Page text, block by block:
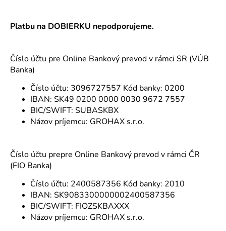
Platbu na DOBIERKU nepodporujeme.
Číslo účtu pre Online Bankový prevod v rámci SR (VÚB
Banka)
Číslo účtu: 3096727557 Kód banky: 0200
IBAN: SK49 0200 0000 0030 9672 7557
BIC/SWIFT: SUBASKBX
Názov príjemcu: GROHAX s.r.o.
Číslo účtu prepre Online Bankový prevod v rámci ČR
(FIO Banka)
Číslo účtu: 2400587356 Kód banky: 2010
IBAN: SK9083300000002400587356
BIC/SWIFT: FIOZSKBAXXX
Názov príjemcu: GROHAX s.r.o.